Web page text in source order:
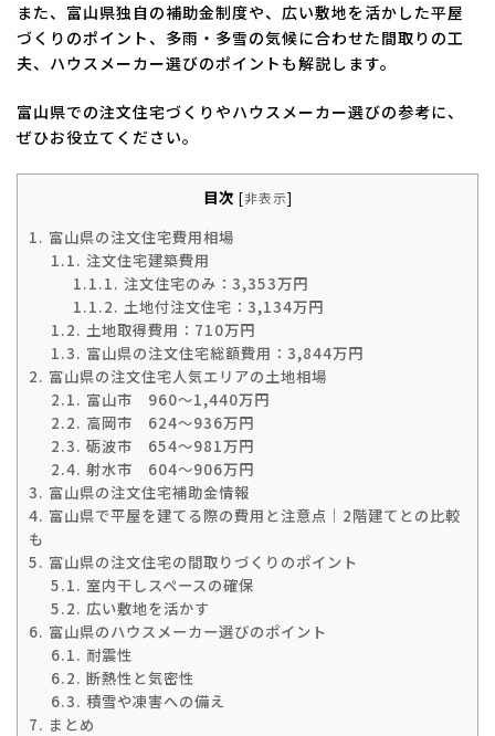
また、富山県独自の補助金制度や、広い敷地を活かした平屋
づくりのポイント、多雨・多雪の気候に合わせた間取りの工
夫、ハウスメーカー選びのポイントも解説します。
富山県での注文住宅づくりやハウスメーカー選びの参考に、
ぜひお役立てください。
目次 [非表示]
1. 富山県の注文住宅費用相場
1.1. 注文住宅建築費用
1.1.1. 注文住宅のみ：3,353万円
1.1.2. 土地付注文住宅：3,134万円
1.2. 土地取得費用：710万円
1.3. 富山県の注文住宅総額費用：3,844万円
2. 富山県の注文住宅人気エリアの土地相場
2.1. 富山市 960～1,440万円
2.2. 高岡市 624～936万円
2.3. 砺波市 654～981万円
2.4. 射水市 604～906万円
3. 富山県の注文住宅補助金情報
4. 富山県で平屋を建てる際の費用と注意点｜2階建てとの比較
も
5. 富山県の注文住宅の間取りづくりのポイント
5.1. 室内干しスペースの確保
5.2. 広い敷地を活かす
6. 富山県のハウスメーカー選びのポイント
6.1. 耐震性
6.2. 断熱性と気密性
6.3. 積雪や凍害への備え
7. まとめ